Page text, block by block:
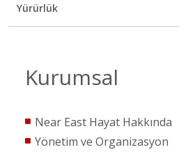
Yürürlük
Kurumsal
Near East Hayat Hakkında
Yönetim ve Organizasyon